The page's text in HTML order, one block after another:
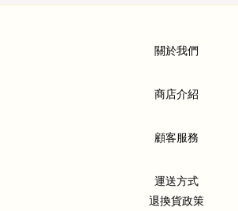
關於我們
商店介紹
顧客服務
運送方式
退換貨政策